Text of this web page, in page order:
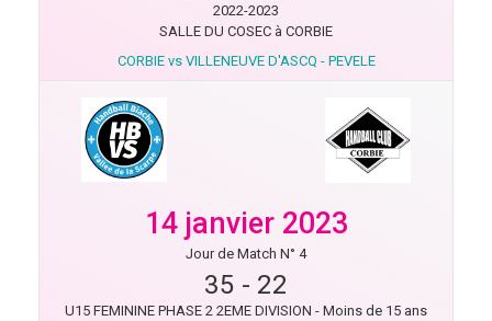
2022-2023
SALLE DU COSEC à CORBIE
CORBIE vs VILLENEUVE D'ASCQ - PEVELE
14 janvier 2023
Jour de Match N° 4
35 - 22
U15 FEMININE PHASE 2 2EME DIVISION - Moins de 15 ans